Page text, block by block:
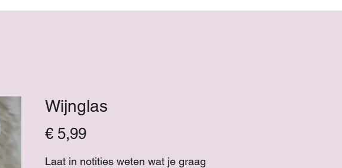
Wijnglas
€ 5,99Prijs
Laat in notities weten wat je graag